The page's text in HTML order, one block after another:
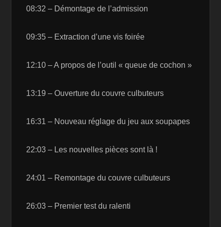
08:32 – Démontage de l’admission
09:35 – Extraction d’une vis foirée
12:10 – A propos de l’outil « queue de cochon »
13:19 – Ouverture du couvre culbuteurs
16:31 – Nouveau réglage du jeu aux soupapes
22:03 – Les nouvelles pièces sont là !
24:01 – Remontage du couvre culbuteurs
26:03 – Premier test du ralenti